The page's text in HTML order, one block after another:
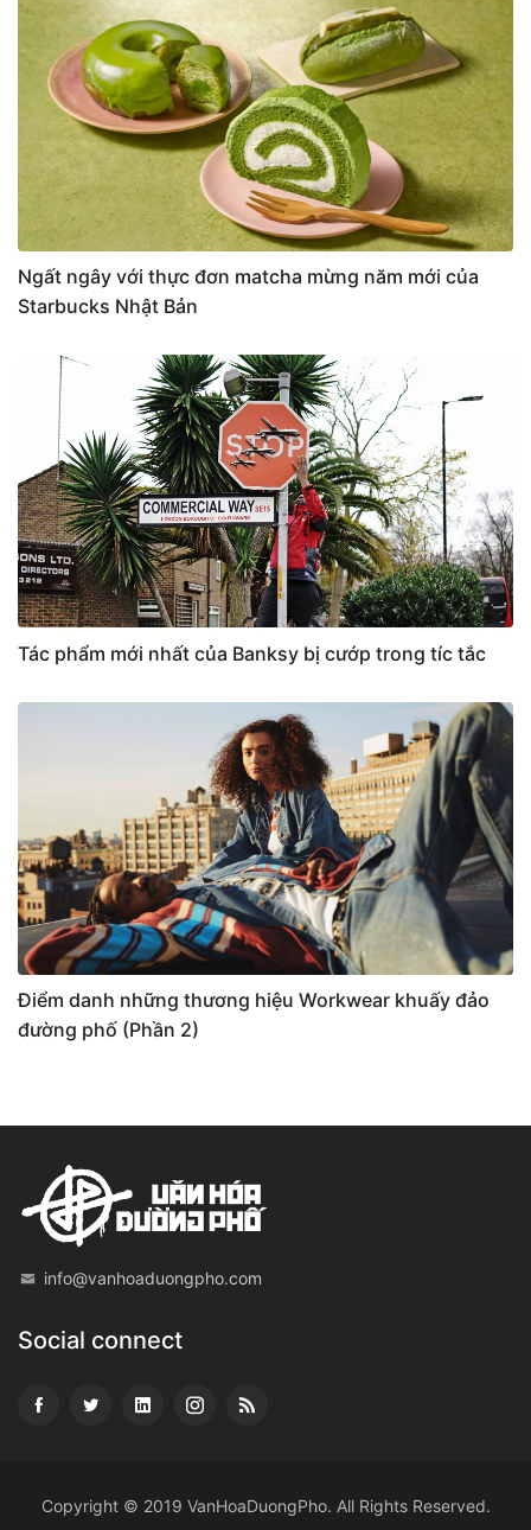
Ngất ngây với thực đơn matcha mừng năm mới của
Starbucks Nhật Bản
Tác phẩm mới nhất của Banksy bị cướp trong tíc tắc
Điểm danh những thương hiệu Workwear khuấy đảo
đường phố (Phần 2)
info@vanhoaduongpho.com
Social connect
Copyright © 2019 VanHoaDuongPho. All Rights Reserved.